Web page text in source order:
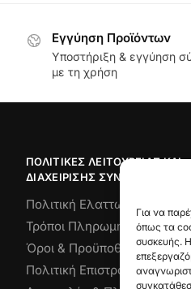
Για να
όπως τα
συσκευής.
Εγγύηση Προϊόντων
Υποστήριξη & εγγύηση
με τη χρήση
ΠΟΛΙΤΙΚΈΣ ΛΕΙΤΟΥΡΓΊΑΣ ΚΑΙ
ΔΙΑΧΕΊΡΙΣΗΣ ΣΥΝΑΛΛΑΓΏΝ
Πολιτική Ελαττωματικού
Τρόποι Πληρωμής
Όροι & Προϋποθέσεις
Πολιτική Επιστροφών